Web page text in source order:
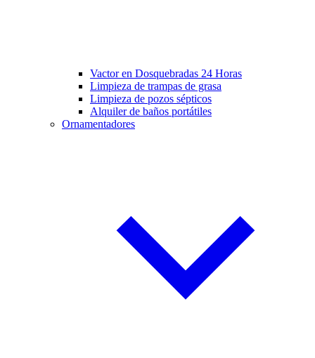
Vactor en Dosquebradas 24 Horas
Limpieza de trampas de grasa
Limpieza de pozos sépticos
Alquiler de baños portátiles
Ornamentadores